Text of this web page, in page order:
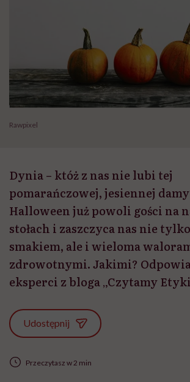
Rawpixel
Dynia – któż z nas nie lubi tej
pomarańczowej, jesiennej
Halloween już powoli gości na
stołach i zaszczyca nas nie
smakiem, ale i wieloma
zdrowotnymi. Jakimi?
eksperci z bloga „Czytamy
Udostępnij
Przeczytasz w 2 min